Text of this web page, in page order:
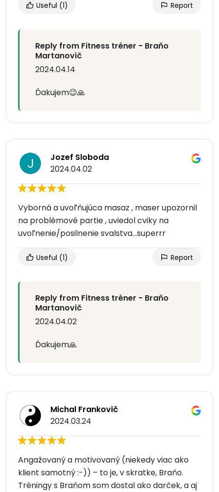
Useful (1) Report
Reply from Fitness tréner - Braňo
Martanovič
2024.04.14
Ďakujem😉🙏
Jozef Sloboda
2024.04.02
Vyborná a uvoľňujúca masaz , maser upozornil
na problémové partie , uviedol cviky na
uvoľnenie/posilnenie svalstva...superrr
Useful (1) Report
Reply from Fitness tréner - Braňo
Martanovič
2024.04.02
Ďakujem🙏
Michal Frankovič
2024.03.24
Angažovaný a motivovaný (niekedy viac ako
klient samotný :-)) – to je, v skratke, Braňo.
Tréningy s Braňom som dostal ako darček, a aj